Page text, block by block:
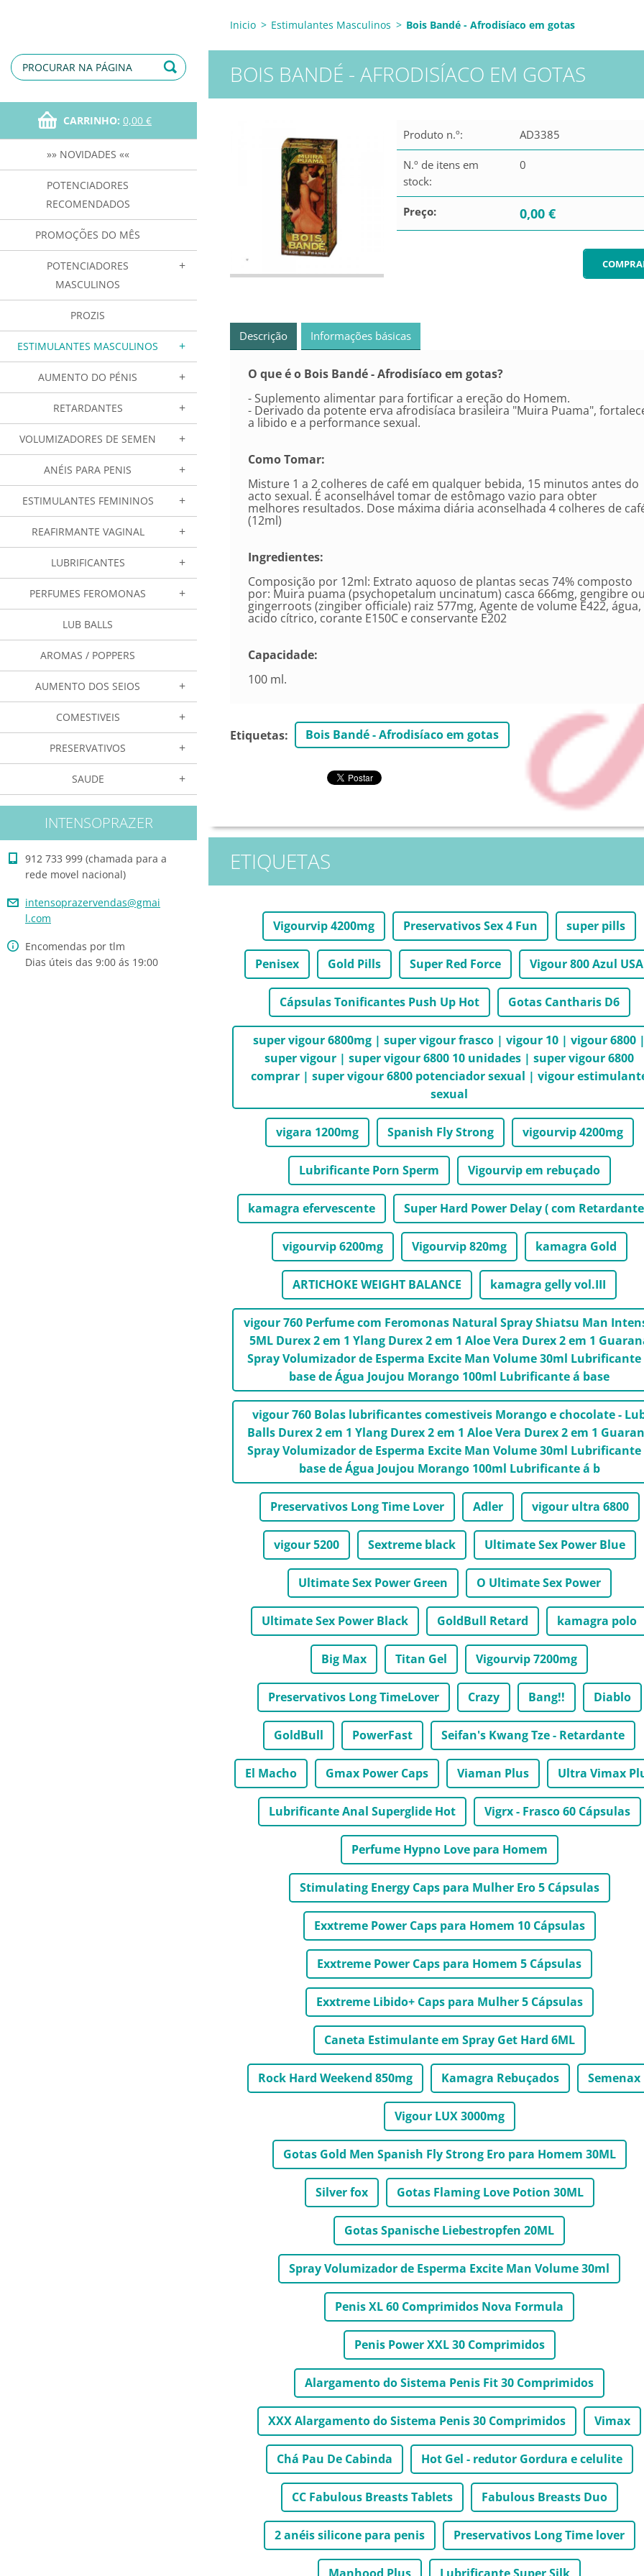
CARRINHO: 0,00 €
»» NOVIDADES ««
POTENCIADORES
RECOMENDADOS
PROMOÇÕES DO MÊS
POTENCIADORES
MASCULINOS
PROZIS
ESTIMULANTES MASCULINOS
AUMENTO DO PÉNIS
RETARDANTES
VOLUMIZADORES DE SEMEN
ANÉIS PARA PENIS
ESTIMULANTES FEMININOS
REAFIRMANTE VAGINAL
LUBRIFICANTES
PERFUMES FEROMONAS
LUB BALLS
AROMAS / POPPERS
AUMENTO DOS SEIOS
COMESTIVEIS
PRESERVATIVOS
SAUDE
INTENSOPRAZER
912 733 999 (chamada para a
rede movel nacional)
intensoprazervendas@gmai
l.com
Encomendas por tlm
Dias úteis das 9:00 ás 19:00
Inicio > Estimulantes Masculinos > Bois Bandé - Afrodisíaco em gotas
BOIS BANDÉ - AFRODISÍACO EM GOTAS
Produto n.º: AD3385
N.º de itens em
stock:
0
Preço: 0,00 €
Descrição Informações básicas
O que é o Bois Bandé - Afrodisíaco em gotas?
- Suplemento alimentar para fortificar a ereção do Homem.
- Derivado da potente erva afrodisíaca brasileira "Muira Puama",
a libido e a performance sexual.
Como Tomar:
Misture 1 a 2 colheres de café em qualquer bebida, 15 minutos antes do
acto sexual. É aconselhável tomar de estômago vazio para obter
melhores resultados. Dose máxima diária aconselhada 4 colheres de
(12ml)
Ingredientes:
Composição por 12ml: Extrato aquoso de plantas secas 74% composto
por: Muira puama (psychopetalum uncinatum) casca 666mg, gengibre
gingerroots (zingiber officiale) raiz 577mg, Agente de volume E422, água,
acido cítrico, corante E150C e conservante E202
Capacidade:
100 ml.
Etiquetas: Bois Bandé - Afrodisíaco em gotas
ETIQUETAS
Vigourvip 4200mg Preservativos Sex 4 Fun super pills
Penisex Gold Pills Super Red Force Vigour 800 Azul USA
Cápsulas Tonificantes Push Up Hot Gotas Cantharis D6
super vigour 6800mg | super vigour frasco | vigour 10 | vigour 6800
super vigour | super vigour 6800 10 unidades | super vigour 6800
comprar | super vigour 6800 potenciador sexual | vigour
sexual
vigara 1200mg Spanish Fly Strong vigourvip 4200mg
Lubrificante Porn Sperm Vigourvip em rebuçado
kamagra efervescente Super Hard Power Delay ( com
vigourvip 6200mg Vigourvip 820mg kamagra Gold
ARTICHOKE WEIGHT BALANCE kamagra gelly vol.III
vigour 760 Perfume com Feromonas Natural Spray Shiatsu Man
5ML Durex 2 em 1 Ylang Durex 2 em 1 Aloe Vera Durex 2 em 1
Spray Volumizador de Esperma Excite Man Volume 30ml Lubrificante
base de Água Joujou Morango 100ml Lubrificante á base
vigour 760 Bolas lubrificantes comestiveis Morango e chocolate -
Balls Durex 2 em 1 Ylang Durex 2 em 1 Aloe Vera Durex 2 em 1
Spray Volumizador de Esperma Excite Man Volume 30ml Lubrificante
base de Água Joujou Morango 100ml Lubrificante á b
Preservativos Long Time Lover Adler vigour ultra 6800
vigour 5200 Sextreme black Ultimate Sex Power Blue
Ultimate Sex Power Green O Ultimate Sex Power
Ultimate Sex Power Black GoldBull Retard kamagra polo
Big Max Titan Gel Vigourvip 7200mg
Preservativos Long TimeLover Crazy Bang!! Diablo
GoldBull PowerFast Seifan's Kwang Tze - Retardante
El Macho Gmax Power Caps Viaman Plus Ultra Vimax
Lubrificante Anal Superglide Hot Vigrx - Frasco 60 Cápsulas
Perfume Hypno Love para Homem
Stimulating Energy Caps para Mulher Ero 5 Cápsulas
Exxtreme Power Caps para Homem 10 Cápsulas
Exxtreme Power Caps para Homem 5 Cápsulas
Exxtreme Libido+ Caps para Mulher 5 Cápsulas
Caneta Estimulante em Spray Get Hard 6ML
Rock Hard Weekend 850mg Kamagra Rebuçados Semenax
Vigour LUX 3000mg
Gotas Gold Men Spanish Fly Strong Ero para Homem 30ML
Silver fox Gotas Flaming Love Potion 30ML
Gotas Spanische Liebestropfen 20ML
Spray Volumizador de Esperma Excite Man Volume 30ml
Penis XL 60 Comprimidos Nova Formula
Penis Power XXL 30 Comprimidos
Alargamento do Sistema Penis Fit 30 Comprimidos
XXX Alargamento do Sistema Penis 30 Comprimidos Vimax
Chá Pau De Cabinda Hot Gel - redutor Gordura e celulite
CC Fabulous Breasts Tablets Fabulous Breasts Duo
2 anéis silicone para penis Preservativos Long Time lover
Manhood Plus Lubrificante Super Silk